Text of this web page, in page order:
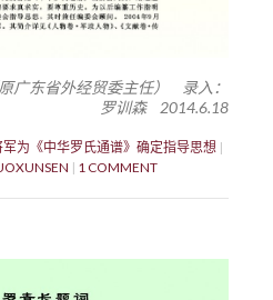
广东省外经贸委主任） 录入：
罗训森 2014.6.18
为《中华罗氏通谱》确定指导思想
1 COMMENT